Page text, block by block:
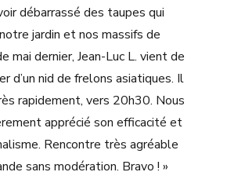
débarrassé des taupes qui
jardin et nos massifs de
mai dernier, Jean-Luc L. vient de
d’un nid de frelons asiatiques. Il
rapidement, vers 20h30. Nous
apprécié son efficacité et
Rencontre très agréable
sans modération. Bravo ! »